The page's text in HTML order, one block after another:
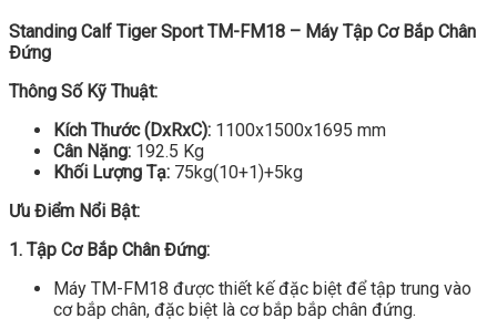
Standing Calf Tiger Sport TM-FM18 – Máy Tập Cơ Bắp Chân
Đứng
Thông Số Kỹ Thuật:
Kích Thước (DxRxC): 1100x1500x1695 mm
Cân Nặng: 192.5 Kg
Khối Lượng Tạ: 75kg(10+1)+5kg
Ưu Điểm Nổi Bật:
1. Tập Cơ Bắp Chân Đứng:
Máy TM-FM18 được thiết kế đặc biệt để tập trung vào
cơ bắp chân, đặc biệt là cơ bắp bắp chân đứng.